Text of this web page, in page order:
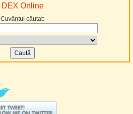
DEX Online
Cuvântul căutat: